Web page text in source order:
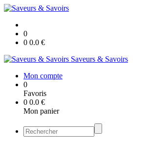
0
0 0.0 €
Saveurs & Savoirs
Mon compte
0
Favoris
0 0.0 €
Mon panier